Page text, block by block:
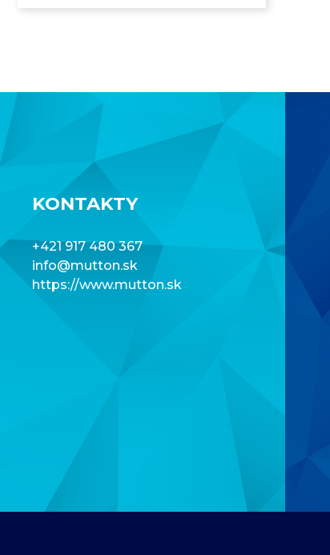
KONTAKTY
+421 917 480 367
info@mutton.sk
https://www.mutton.sk